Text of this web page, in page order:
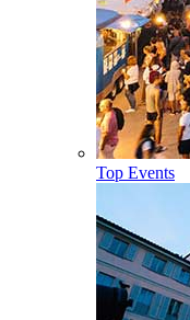
Top Events